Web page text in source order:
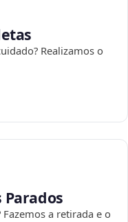
Realizamos o
a retirada e o